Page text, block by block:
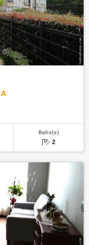
Baño(s)
2